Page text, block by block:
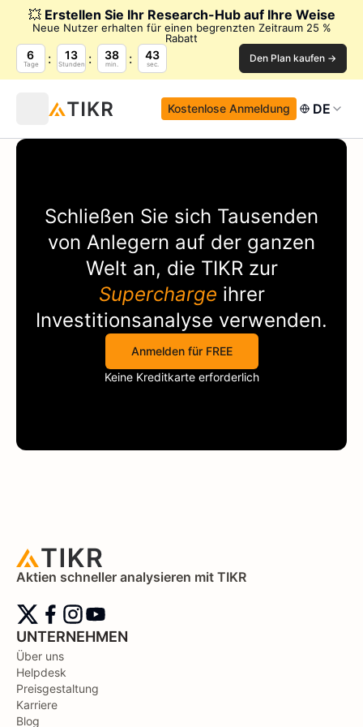
💥 Erstellen Sie Ihr Research-Hub auf Ihre Weise
Neue Nutzer erhalten für einen begrenzten Zeitraum 25 %
Rabatt
6
Tage
13
Stunden
38
min.
43
sec. Den Plan kaufen →
Kostenlose Anmeldung DE
Schließen Sie sich Tausenden
von Anlegern auf der ganzen
Welt an, die TIKRzur
Supercharge ihrer
Investitionsanalyse verwenden.
Anmelden für FREE
Keine Kreditkarte erforderlich
Aktien schneller analysieren mit TIKR
UNTERNEHMEN
Über uns
Helpdesk
Preisgestaltung
Karriere
Blog